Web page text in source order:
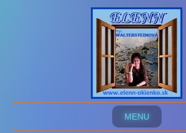
MENU